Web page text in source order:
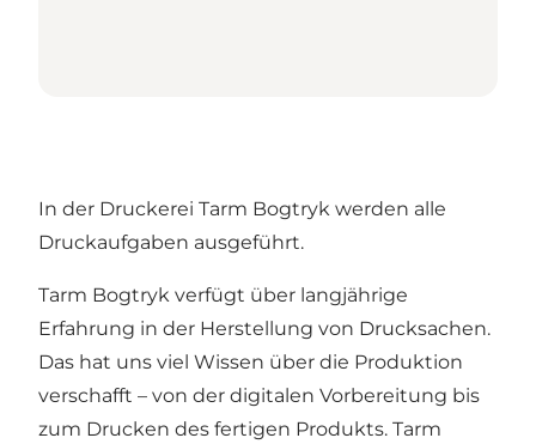
In der Druckerei Tarm Bogtryk werden alle
Druckaufgaben ausgeführt.
Tarm Bogtryk verfügt über langjährige
Erfahrung in der Herstellung von Drucksachen.
Das hat uns viel Wissen über die Produktion
verschafft – von der digitalen Vorbereitung bis
zum Drucken des fertigen Produkts. Tarm